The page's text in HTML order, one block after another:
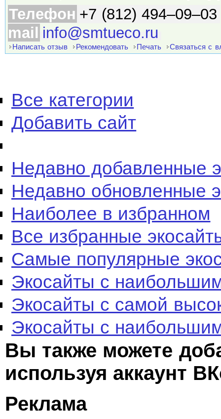
Телефон +7 (812) 494–09–03
mail info@smtueco.ru
Написать отзыв Рекомендовать Печать Связаться с
Все категории
Добавить сайт
Недавно добавленные
Недавно обновленные
Наиболее в избранном
Все избранные
Самые популярные
Экосайты с
Экосайты с самой
Экосайты с
Вы также можете
используя аккаунт
Реклама